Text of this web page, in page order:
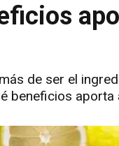
de ser el
beneficios aporta